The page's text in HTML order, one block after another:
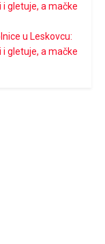
i gletuje, a mačke
u Leskovcu:
i gletuje, a mačke